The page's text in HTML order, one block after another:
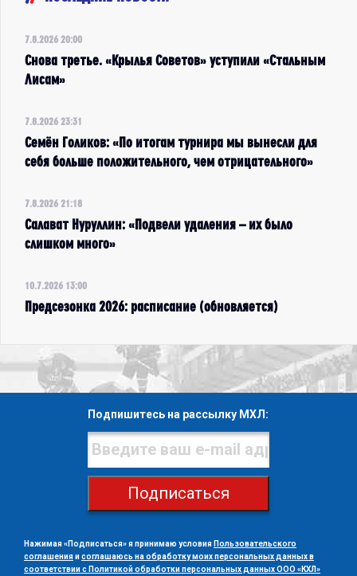
7.8.2026 20:00
Снова третье. «Крылья Советов» уступили «Стальным
Лисам»
7.8.2026 23:31
Семён Голиков: «По итогам турнира мы вынесли для
себя больше положительного, чем отрицательного»
7.8.2026 21:18
Салават Нуруллин: «Подвели удаления – их было
слишком много»
10.7.2026 13:00
Предсезонка 2026: расписание (обновляется)
Подпишитесь на рассылку МХЛ:
Подписаться
Нажимая «Подписаться» я принимаю условия Пользовательского
соглашенияисоглашаюсь на обработку моих персональных данных в
соответствии с Политикой обработки персональных данных ООО «КХЛ»